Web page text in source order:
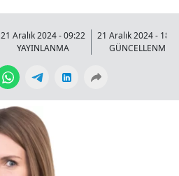
21 Aralık 2024 - 09:22
YAYINLANMA
21 Aralık 2024 -
GÜNCELLENME